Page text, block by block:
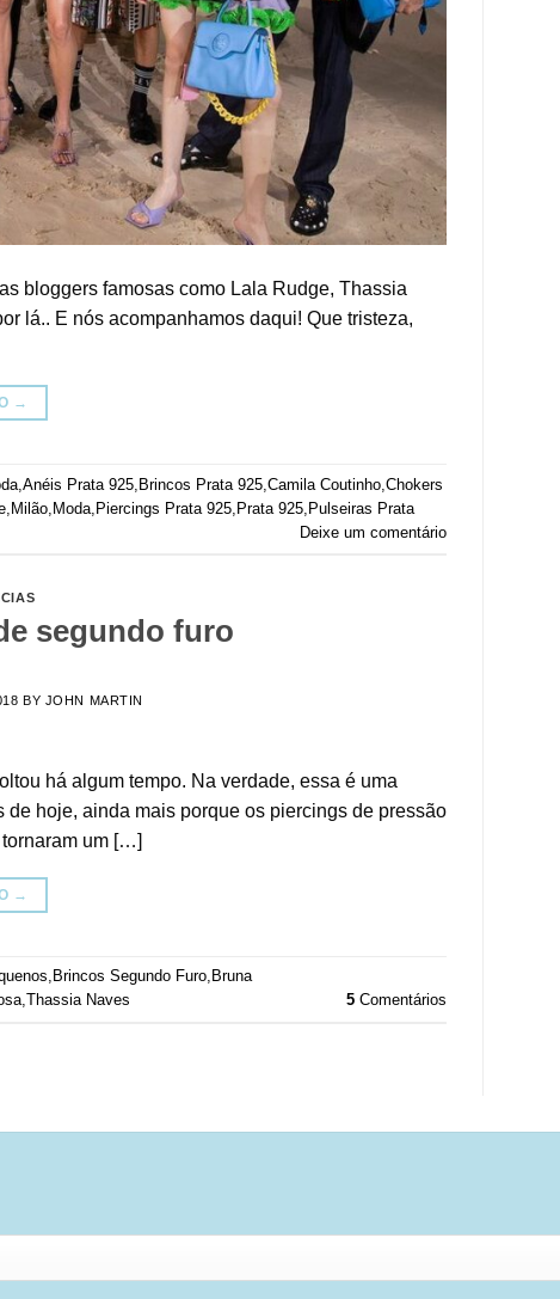
bloggers famosas como Lala Rudge, Thassia
lá.. E nós acompanhamos daqui! Que tristeza,
→
Anéis Prata 925 Brincos Prata 925 Camila Coutinho Chokers
Milão Moda Piercings Prata 925 Prata 925 Pulseiras Prata
Deixe um comentário
segundo furo
BY JOHN MARTIN
há algum tempo. Na verdade, essa é uma
hoje, ainda mais porque os piercings de pressão
um […]
→
, Brincos Segundo Furo, Bruna
,Thassia Naves 5 Comentários